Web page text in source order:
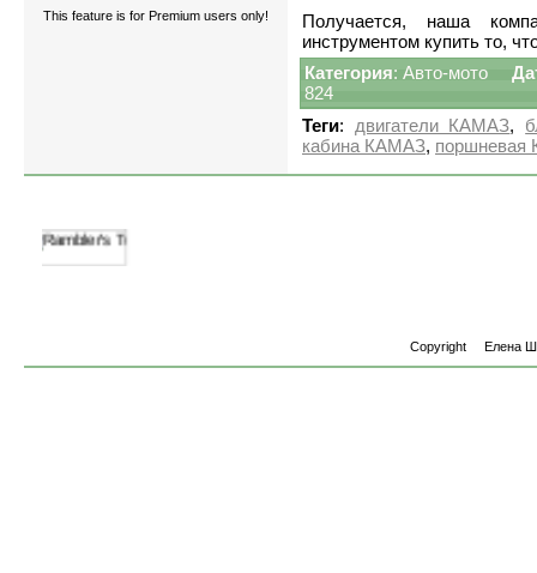
This feature is for Premium users only!
Получается, наша
инструментом купить то,
Категория: Авто-мото
824
Теги: двигатели КАМАЗ,
кабина КАМАЗ,
Copyright Елена